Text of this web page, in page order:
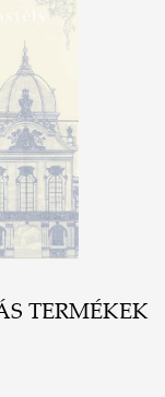
TERMÉKEK